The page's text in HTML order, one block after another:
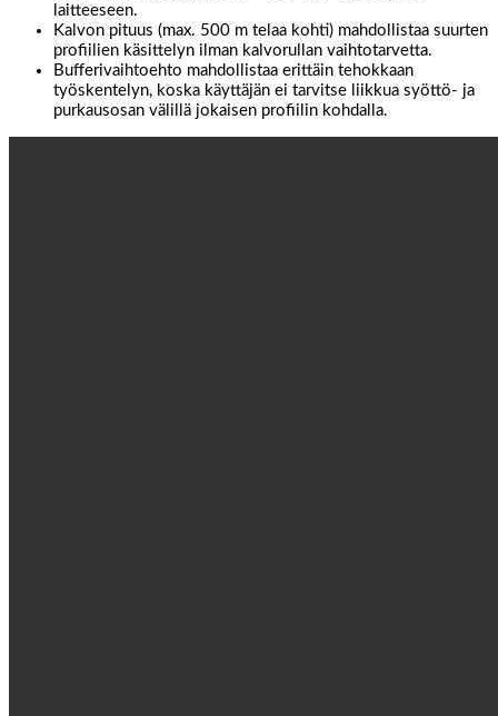
laitteeseen.
Kalvon pituus (max. 500 m telaa kohti) mahdollistaa suurten
profiilien käsittelyn ilman kalvorullan vaihtotarvetta.
Bufferivaihtoehto mahdollistaa erittäin tehokkaan
työskentelyn, koska käyttäjän ei tarvitse liikkua syöttö- ja
purkausosan välillä jokaisen profiilin kohdalla.